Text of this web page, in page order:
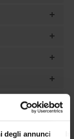
degli annunci